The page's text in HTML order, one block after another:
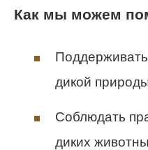
Как мы можем
дикой
Соблюдать
диких